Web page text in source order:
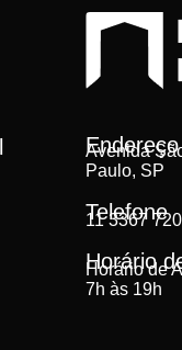
Endereço
Avenida
Paulo, SP
Telefone
11 3367
Horário
Horário de
7h às 19h